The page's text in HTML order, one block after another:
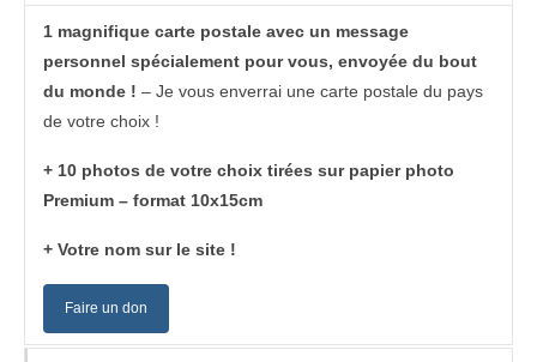
1 magnifique carte postale avec un message
personnel spécialement pour vous, envoyée du bout
du monde ! – Je vous enverrai une carte postale du pays
de votre choix !
+ 10 photos de votre choix tirées sur papier photo
Premium – format 10x15cm
+ Votre nom sur le site !
Faire un don